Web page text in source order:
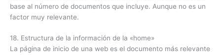
base al número de documentos que incluye. Aunque no es un
factor muy relevante.
18. Estructura de la información de la «home»
La página de inicio de una web es el documento más relevante